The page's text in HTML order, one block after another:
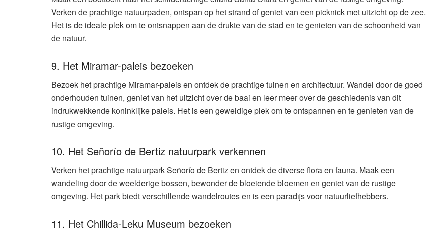
Verken de prachtige natuurpaden, ontspan op het strand of geniet van een picknick met uitzicht op de zee.
Het is de ideale plek om te ontsnappen aan de drukte van de stad en te genieten van de schoonheid van
de natuur.
9. Het Miramar-paleis bezoeken
Bezoek het prachtige Miramar-paleis en ontdek de prachtige tuinen en architectuur. Wandel door de goed
onderhouden tuinen, geniet van het uitzicht over de baai en leer meer over de geschiedenis van dit
indrukwekkende koninklijke paleis. Het is een geweldige plek om te ontspannen en te genieten van de
rustige omgeving.
10. Het Señorío de Bertiz natuurpark verkennen
Verken het prachtige natuurpark Señorío de Bertiz en ontdek de diverse flora en fauna. Maak een
wandeling door de weelderige bossen, bewonder de bloeiende bloemen en geniet van de rustige
omgeving. Het park biedt verschillende wandelroutes en is een paradijs voor natuurliefhebbers.
11. Het Chillida-Leku Museum bezoeken